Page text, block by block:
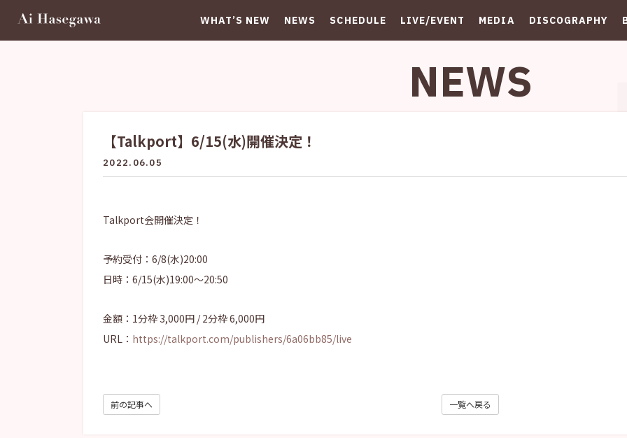
WHAT’S NEW NEWS SCHEDULE LIVE/EVENT MEDIA DISCOGRAPHY
NEWS
【Talkport】6/15(水)開催決定！
2022.06.05
Talkport会開催決定！
予約受付：6/8(水)20:00
日時：6/15(水)19:00〜20:50
金額：1分枠 3,000円 / 2分枠 6,000円
URL： https://talkport.com/publishers/6a06bb85/live
一覧へ戻る
前の記事へ